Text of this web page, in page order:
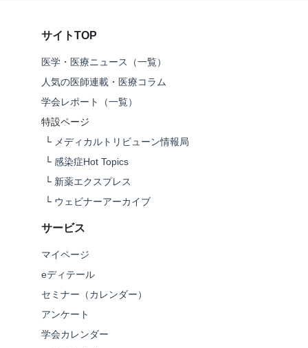
サイトTOP
医学・医療ニュース（一覧）
人気の医師連載・医療コラム
学会レポート（一覧）
特設ページ
└ メディカルトリビューン情報局
└ 感染症Hot Topics
└ 新薬エクスプレス
└ ウェビナーアーカイブ
サービス
マイページ
eディテール
セミナー（カレンダー）
アンケート
学会カレンダー